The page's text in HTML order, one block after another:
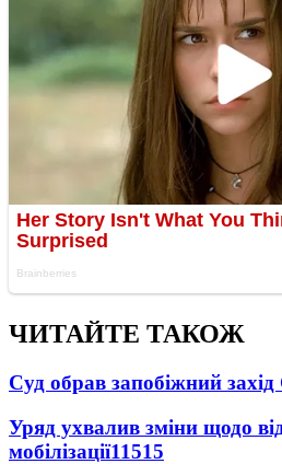
ЧИТАЙТЕ ТАКОЖ
Суд обрав запобіжний
Уряд ухвалив зміни щодо
мобілізації11515